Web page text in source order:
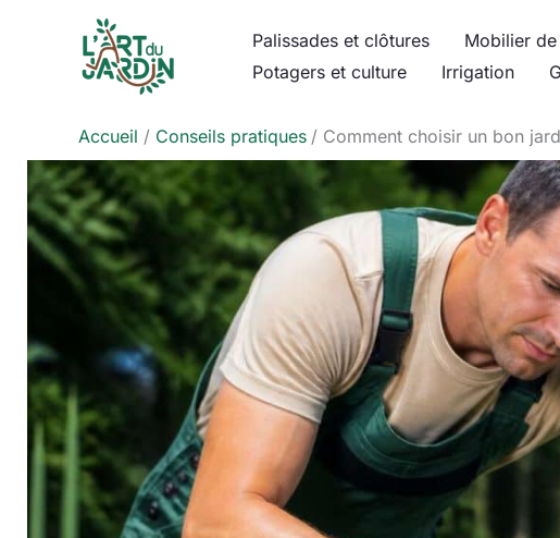
Palissades et clôtures Mobilier
Potagers et culture
Irrigation
Accueil Conseils pratiques Comment choisir un bon